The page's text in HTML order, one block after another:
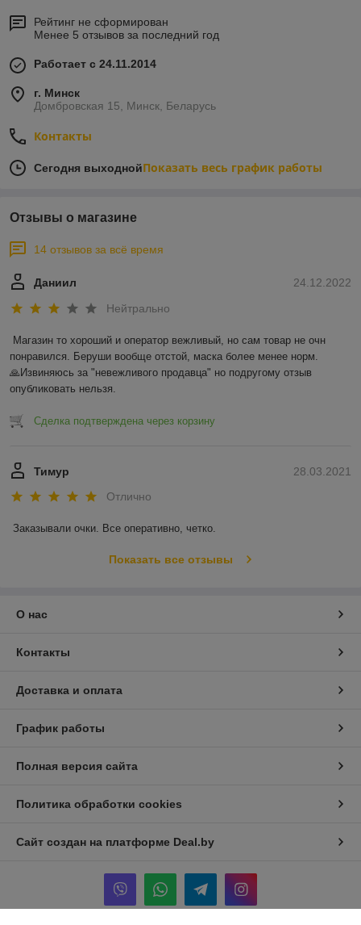
Рейтинг не сформирован
Менее 5 отзывов за последний год
Работает с 24.11.2014
г. Минск
Домбровская 15, Минск, Беларусь
Контакты
Сегодня выходнойПоказать весь график работы
Отзывы о магазине
14 отзывов за всё время
24.12.2022
Даниил
Нейтрально
Магазин то хороший и оператор вежливый, но сам товар не очн
понравился. Беруши вообще отстой, маска более менее норм.
🙏Извиняюсь за "невежливого продавца" но подругому отзыв
опубликовать нельзя.
Сделка подтверждена через корзину
28.03.2021
Тимур
Отлично
Заказывали очки. Все оперативно, четко.
Показать все отзывы
О нас
Контакты
Доставка и оплата
График работы
Полная версия сайта
Политика обработки cookies
Сайт создан на платформе Deal.by